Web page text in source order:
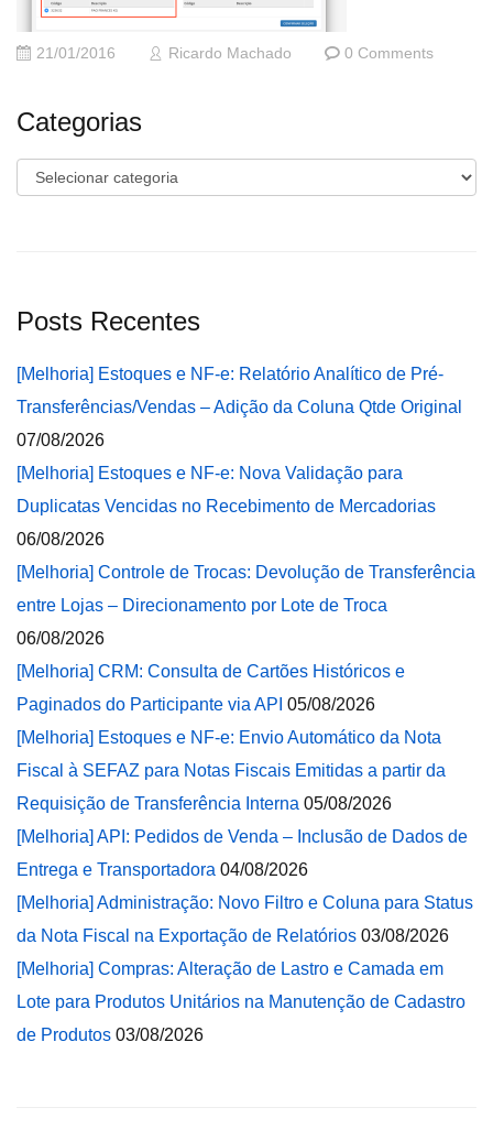
21/01/2016 Ricardo Machado 0 Comments
Categorias
Categorias
Posts Recentes
[Melhoria] Estoques e NF-e: Relatório Analítico de Pré-
Transferências/Vendas – Adição da Coluna Qtde Original
07/08/2026
[Melhoria] Estoques e NF-e: Nova Validação para
Duplicatas Vencidas no Recebimento de Mercadorias
06/08/2026
[Melhoria] Controle de Trocas: Devolução de Transferência
entre Lojas – Direcionamento por Lote de Troca
06/08/2026
[Melhoria] CRM: Consulta de Cartões Históricos e
Paginados do Participante via API 05/08/2026
[Melhoria] Estoques e NF-e: Envio Automático da Nota
Fiscal à SEFAZ para Notas Fiscais Emitidas a partir da
Requisição de Transferência Interna 05/08/2026
[Melhoria] API: Pedidos de Venda – Inclusão de Dados de
Entrega e Transportadora 04/08/2026
[Melhoria] Administração: Novo Filtro e Coluna para Status
da Nota Fiscal na Exportação de Relatórios 03/08/2026
[Melhoria] Compras: Alteração de Lastro e Camada em
Lote para Produtos Unitários na Manutenção de Cadastro
de Produtos 03/08/2026